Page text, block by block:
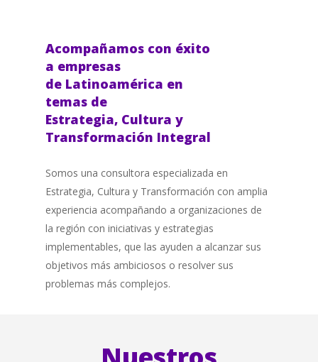
Acompañamos con éxito
a empresas
de Latinoamérica en
temas de
Estrategia, Cultura y
Transformación Integral
Somos una consultora especializada en
Estrategia, Cultura y Transformación con amplia
experiencia acompañando a organizaciones de
la región con iniciativas y estrategias
implementables, que las ayuden a alcanzar sus
objetivos más ambiciosos o resolver sus
problemas más complejos.